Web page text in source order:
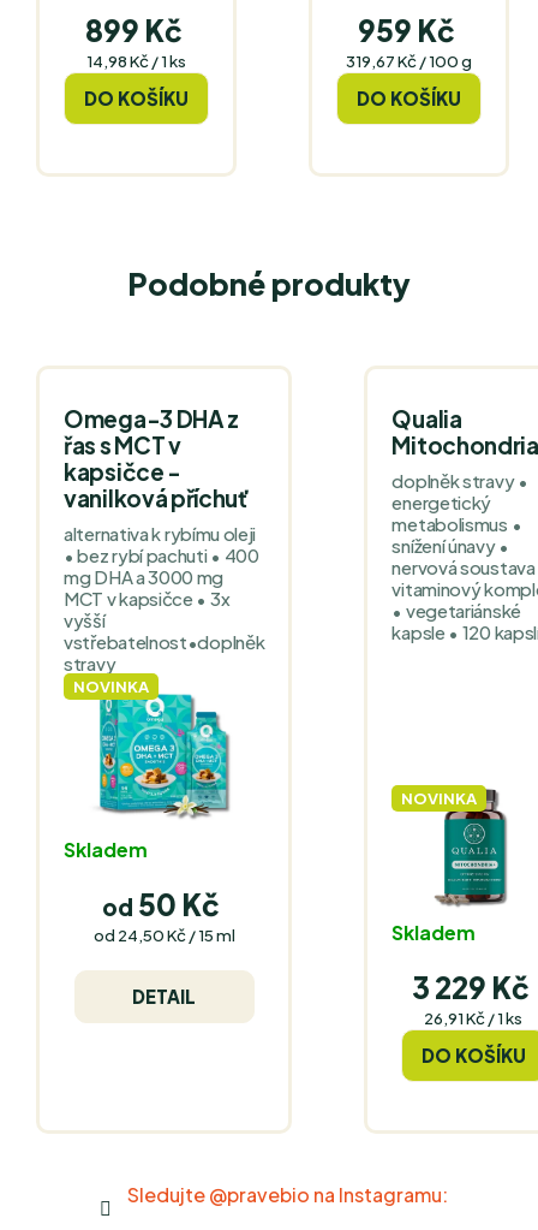
899 Kč
Měrná
14,98 Kč / 1 ks
DO KOŠÍKU
959 Kč
Měrná
cena:
319,67 Kč / 100 g
DO KOŠÍKU
Podobné produkty
Omega-3 DHA z
řas s MCT v
kapsičce -
vanilková příchuť
alternativa k rybímu oleji
• bez rybí pachuti • 400
mg DHA a 3000 mg
MCT v kapsičce • 3x
vyšší
vstřebatelnost•doplněk
stravy
NOVINKA
Skladem
od 50 Kč
Měrná
od 24,50 Kč / 15 ml
DETAIL
Qualia
doplněk stravy •
energetický
metabolismus •
snížení únavy •
nervová soustava
vitaminový
• vegetariánské
kapsle • 120
NOVINKA
Skladem
3 229 Kč
Měrná
26,91 Kč / 1 ks
DO KOŠÍKU
Sledujte @pravebio na Instagramu: